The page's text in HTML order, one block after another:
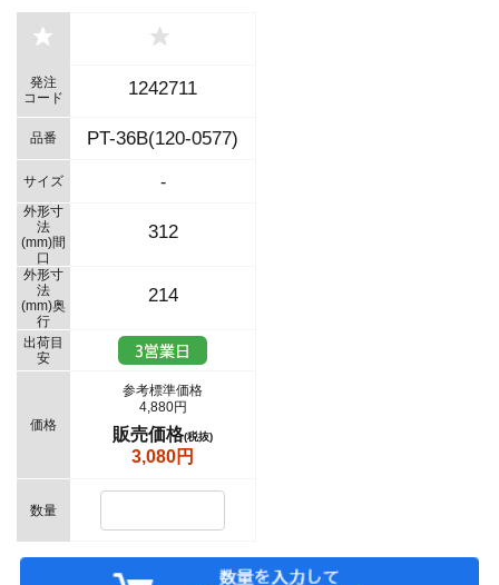
発注
コード
品番
サイズ
外形寸
法
(mm)間
口
外形寸
法
(mm)奥
行
出荷目
安
価格
数量
1242711
PT-36B(120-0577)
-
312
214
参考標準価格
4,880円
販売価格(税抜)
3,080円